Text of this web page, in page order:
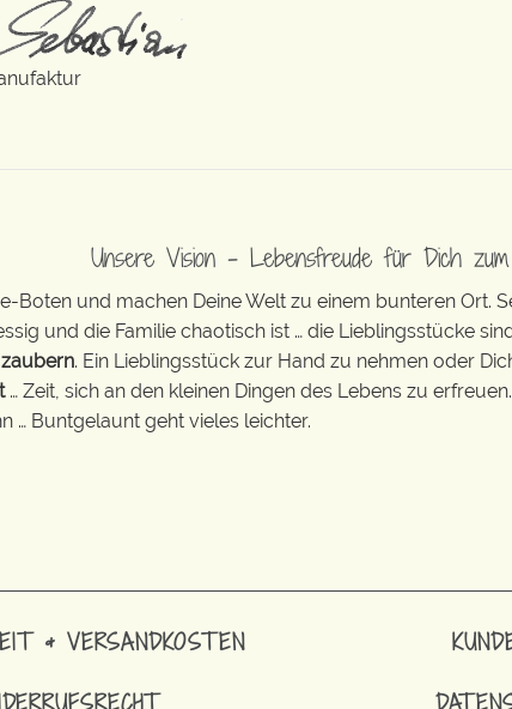
Unsere Vision – Lebensfreude für Dich
Boten und machen Deine Welt zu einem bunteren Ort.
und die Familie chaotisch ist … die Lieblingsstücke
. Ein Lieblingsstück zur Hand zu nehmen oder
… Zeit, sich an den kleinen Dingen des Lebens zu
… Buntgelaunt geht vieles leichter.
& VERSANDKOSTEN